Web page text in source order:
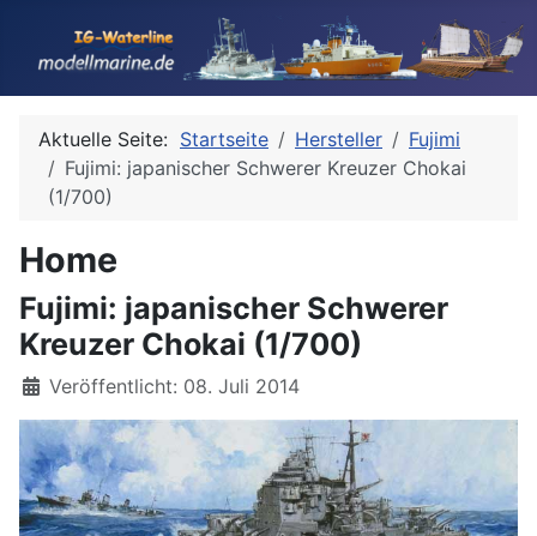
Aktuelle Seite: Startseite Hersteller
Fujimi
Fujimi: japanischer Schwerer Kreuzer Chokai
(1/700)
Home
Fujimi: japanischer Schwerer
Kreuzer Chokai (1/700)
Details
Veröffentlicht: 08. Juli 2014